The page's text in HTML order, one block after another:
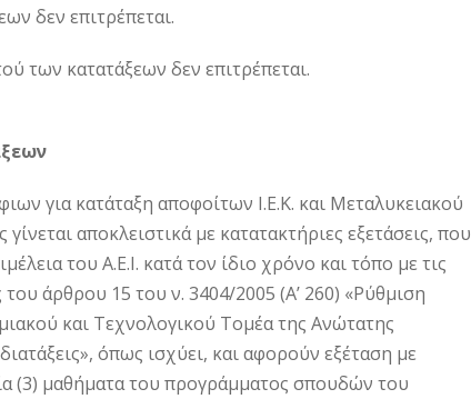
δεν επιτρέπεται.
των κατατάξεων δεν επιτρέπεται.
για κατάταξη αποφοίτων Ι.Ε.Κ. και Μεταλυκειακού
αποκλειστικά με κατατακτήριες εξετάσεις, που
του Α.Ε.Ι. κατά τον ίδιο χρόνο και τόπο με τις
του άρθρου 15 του ν. 3404/2005 (Α’ 260) «Ρύθμιση
και Τεχνολογικού Τομέα της Ανώτατης
όπως ισχύει, και αφορούν εξέταση με
(3) μαθήματα του προγράμματος σπουδών του